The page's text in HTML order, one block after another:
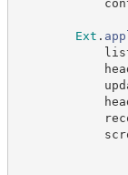
Ext .